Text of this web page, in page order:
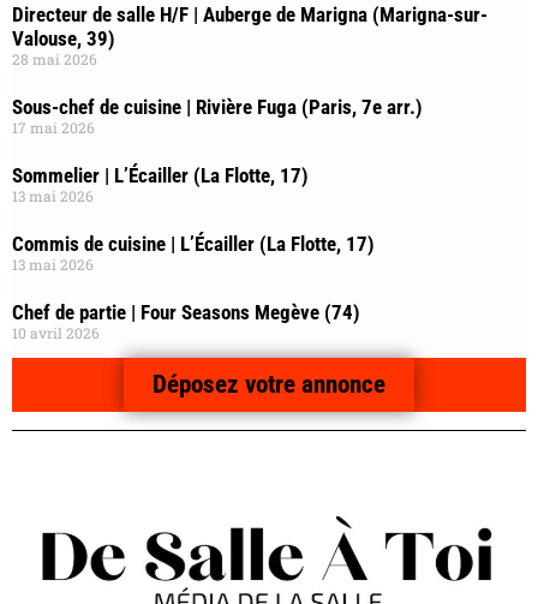
Directeur de salle H/F | Auberge de Marigna (Marigna-sur-
Valouse, 39)
28 mai 2026
Sous-chef de cuisine | Rivière Fuga (Paris, 7e arr.)
17 mai 2026
Sommelier | L’Écailler (La Flotte, 17)
13 mai 2026
Commis de cuisine | L’Écailler (La Flotte, 17)
13 mai 2026
Chef de partie | Four Seasons Megève (74)
10 avril 2026
Déposez votre annonce